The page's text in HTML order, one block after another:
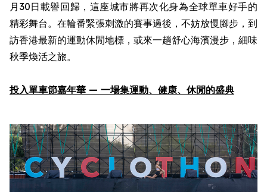
月30日載譽回歸，這座城市將再次化身為全球單車好手的
精彩舞台。在輪番緊張刺激的賽事過後，不妨放慢腳步，到
訪香港最新的運動休閒地標，或來一趟舒心海濱漫步，細味
秋季煥活之旅。
投入單車節嘉年華 — 一場集運動、健康、休閒的盛典